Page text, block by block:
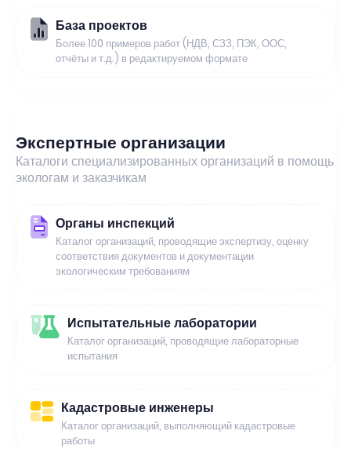
База проектов
Более 100 примеров работ (НДВ, СЗЗ, ПЭК, ООС,
отчёты и т.д.) в редактируемом формате
Экспертные организации
Каталоги специализированных организаций в помощь
экологам и заказчикам
Органы инспекций
Каталог организаций, проводящие экспертизу, оценку
соответствия документов и документации
экологическим требованиям
Испытательные лаборатории
Каталог организаций, проводящие лабораторные
испытания
Кадастровые инженеры
Каталог организаций, выполняющий кадастровые
работы